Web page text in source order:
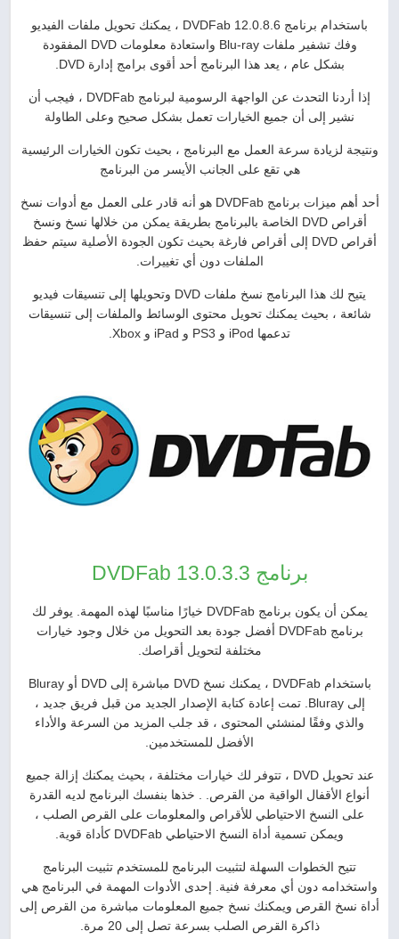
باستخدام برنامج DVDFab 12.0.8.6 ، يمكنك تحويل ملفات الفيديو
وفك تشفير ملفات Blu-ray واستعادة معلومات DVD المفقودة
بشكل عام ، يعد هذا البرنامج أحد أقوى برامج إدارة DVD.
إذا أردنا التحدث عن الواجهة الرسومية لبرنامج DVDFab ، فيجب أن
نشير إلى أن جميع الخيارات تعمل بشكل صحيح وعلى الطاولة
ونتيجة لزيادة سرعة العمل مع البرنامج ، بحيث تكون الخيارات الرئيسية
هي تقع على الجانب الأيسر من البرنامج
أحد أهم ميزات برنامج DVDFab هو أنه قادر على العمل مع أدوات نسخ
أقراص DVD الخاصة بالبرنامج بطريقة يمكن من خلالها نسخ ونسخ
أقراص DVD إلى أقراص فارغة بحيث تكون الجودة الأصلية سيتم حفظ
الملفات دون أي تغييرات.
يتيح لك هذا البرنامج نسخ ملفات DVD وتحويلها إلى تنسيقات فيديو
شائعة ، بحيث يمكنك تحويل محتوى الوسائط والملفات إلى تنسيقات
تدعمها iPod و PS3 و iPad و Xbox.
برنامج DVDFab 13.0.3.3
يمكن أن يكون برنامج DVDFab خيارًا مناسبًا لهذه المهمة. يوفر لك
برنامج DVDFab أفضل جودة بعد التحويل من خلال وجود خيارات
مختلفة لتحويل أقراصك.
باستخدام DVDFab ، يمكنك نسخ DVD مباشرة إلى DVD أو Bluray
إلى Bluray. تمت إعادة كتابة الإصدار الجديد من قبل فريق جديد ،
والذي وفقًا لمنشئي المحتوى ، قد جلب المزيد من السرعة والأداء
الأفضل للمستخدمين.
عند تحويل DVD ، تتوفر لك خيارات مختلفة ، بحيث يمكنك إزالة جميع
أنواع الأقفال الواقية من القرص. . خذها بنفسك البرنامج لديه القدرة
على النسخ الاحتياطي للأقراص والمعلومات على القرص الصلب ،
ويمكن تسمية أداة النسخ الاحتياطي DVDFab كأداة قوية.
تتيح الخطوات السهلة لتثبيت البرنامج للمستخدم تثبيت البرنامج
واستخدامه دون أي معرفة فنية. إحدى الأدوات المهمة في البرنامج هي
أداة نسخ القرص ويمكنك نسخ جميع المعلومات مباشرة من القرص إلى
ذاكرة القرص الصلب بسرعة تصل إلى 20 مرة.